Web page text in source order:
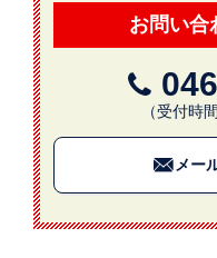
お問い合
（受付時
メー